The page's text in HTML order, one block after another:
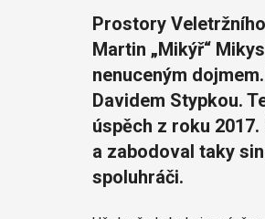
Prostory
Martin „Mikýř“
nenuceným
Davidem Stypkou.
úspěch z roku
a zabodoval taky
spoluhráči.